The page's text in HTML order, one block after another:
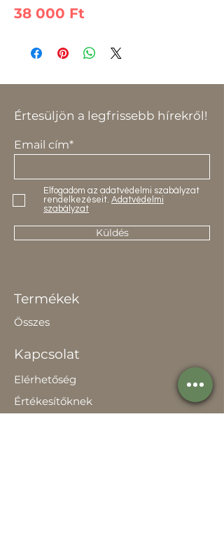
38 000 Ft
Értesüljön a legfrissebb hírekről!
Email cím*
Elfogadom az adatvédelmi szabályzat
rendelkezéseit. Adatvédelmi
szabályzat
Küldés
Termékek
Összes
Kapcsolat
Elérhetőség
Értékesítőknek